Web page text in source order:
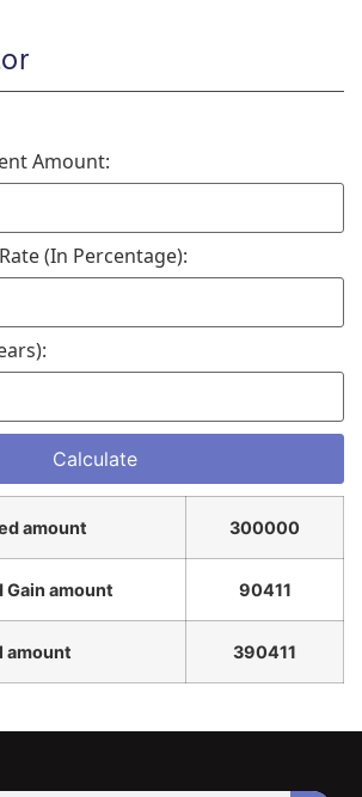
Amount:
(in Percentage):
amount 300000
Gain amount 90411
amount 390411